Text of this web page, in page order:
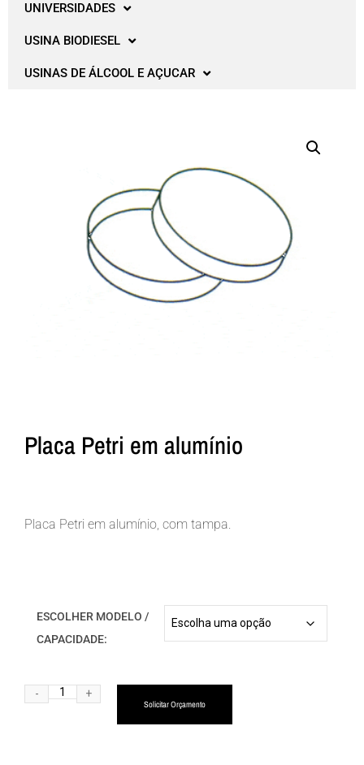
UNIVERSIDADES
USINA BIODIESEL
USINAS DE ÁLCOOL E AÇUCAR
Placa Petri em alumínio
Placa Petri em alumínio, com tampa.
ESCOLHER MODELO /
CAPACIDADE:
Solicitar Orçamento